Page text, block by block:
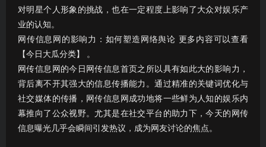
对明星个人形象的挑战，也在一定程度上影响了大众对娱乐产
业的认知。
网传信息网的影响力：如何塑造网络舆论 更多内容可以查看
【今日大瓜分类】 。
网传信息网的今日网传信息首页之所以具有如此大的影响力，
背后离不开其强大的信息传播能力。通过精准的关键词优化与
社交媒体的传播，网传信息网成功地将一些鲜为人知的娱乐内
幕推向了公众视野。尤其是在社交平台的助力下，今天的网传
信息曝光几乎会瞬间引发热议，成为网友讨论的焦点。